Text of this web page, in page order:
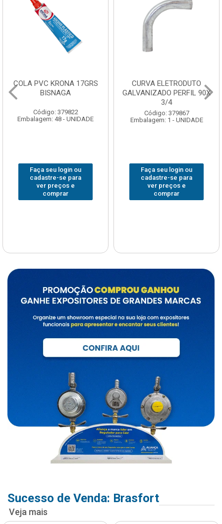
COLA PVC KRONA 17GRS
BISNAGA
Código: 379822
Embalagem: 48 - UNIDADE
Faça seu login ou
cadastre-se para
ver preços e
comprar
CURVA ELETRODUTO
GALVANIZADO PERFIL 90X
3/4
Código: 379867
Embalagem: 1 - UNIDADE
Faça seu login ou
cadastre-se para
ver preços e
comprar
Sucesso de Venda: Brasfort
Veja mais